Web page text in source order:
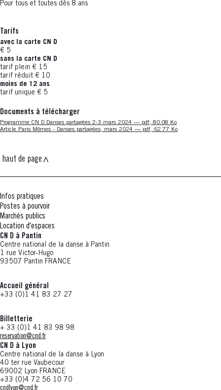
Pour tous et toutes dès 8 ans
Tarifs
avec la carte CN D
€ 5
sans la carte CN D
tarif plein € 15
tarif réduit € 10
moins de 12 ans
tarif unique € 5
Documents à télécharger
Nouvelle fenêtre
Programme CN D Danses partagées 2-3 mars 2024 — pdf, 80.08 Ko
Nouvelle fenêtre
Article Paris Mômes - Danses partagées, mars 2024 — pdf, 62.77 Ko
haut de page
Infos pratiques
Postes à pourvoir
Marchés publics
Location d'espaces
CN D à Pantin
Centre national de la danse à Pantin
1 rue Victor-Hugo
93507 Pantin FRANCE
Accueil général
+33 (0)1 41 83 27 27
Billetterie
+ 33 (0)1 41 83 98 98
reservation@cnd.fr
CN D à Lyon
Centre national de la danse à Lyon
40 ter rue Vaubecour
69002 Lyon FRANCE
+33 (0)4 72 56 10 70
cndlyon@cnd.fr